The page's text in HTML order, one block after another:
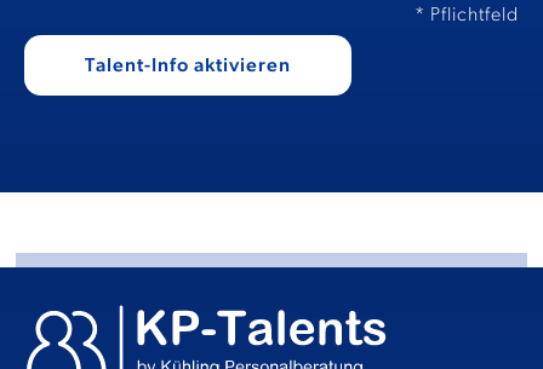
* Pflichtfeld